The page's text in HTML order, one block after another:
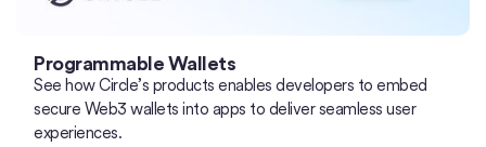
Programmable Wallets
See how Circle’s products enables developers to embed
secure Web3 wallets into apps to deliver seamless user
experiences.